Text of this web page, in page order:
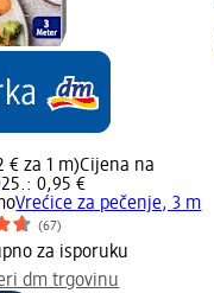
€ za 1 m)Cijena na
0,95 €
Vrećice za pečenje, 3 m
(67)
za isporuku
dm trgovinu